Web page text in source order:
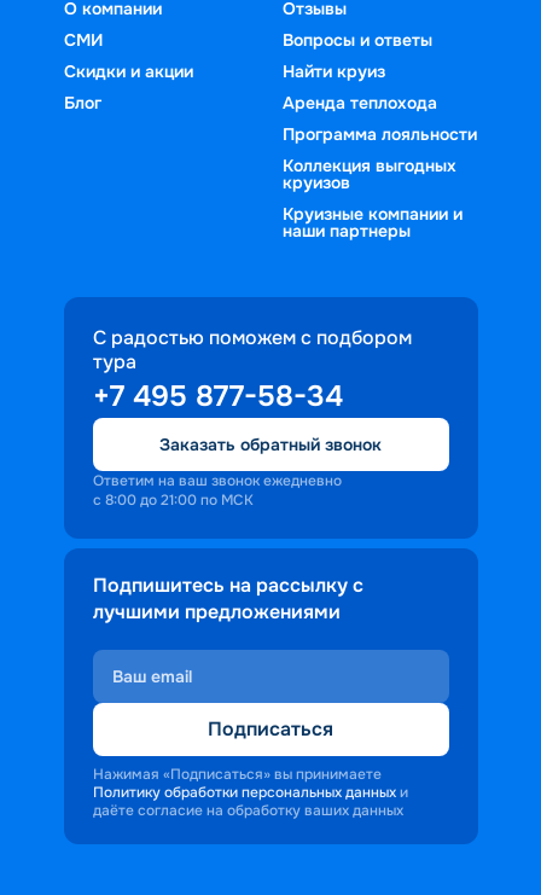
О компании
СМИ
Скидки и акции
Блог
Отзывы
Вопросы и ответы
Найти круиз
Аренда теплохода
Программа лояльности
Коллекция выгодных
круизов
Круизные компании и
наши партнеры
С радостью поможем с подбором
тура
+7 495 877-58-34
Заказать обратный звонок
Ответим на ваш звонок ежедневно
с 8:00 до 21:00 по МСК
Подпишитесь на рассылку с
лучшими предложениями
Подписаться
Нажимая «Подписаться» вы принимаете
Политику обработки персональных данных и
даёте согласие на обработку ваших данных